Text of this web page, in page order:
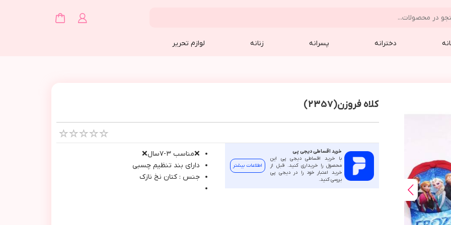
دخترانه پسرانه زنانه لوازم تحریر
کلاه فروزن(2357)
خرید اقساطی دیجی پی
با خرید اقساطی دیجی پی این
محصول را خریداری کنید. قبل از
خرید اعتبار خود را در دیجی پی
بررسی کنید.
اطلاعات بیشتر
❌مناسب ٣-٧سال❌
داراي بند تنظيم چسبي
جنس : كتان نخ نازك